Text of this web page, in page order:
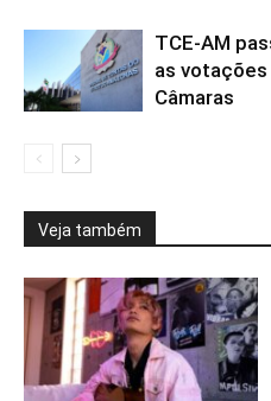
TCE-AM
as
Câmaras
Veja também